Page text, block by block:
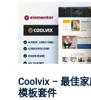
Coolvix – 最佳
模板套件